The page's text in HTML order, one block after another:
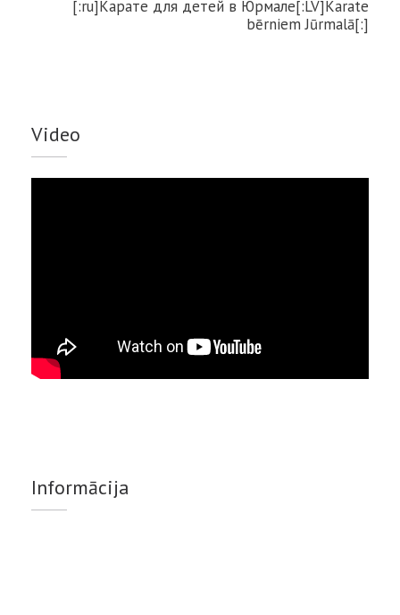
[:ru]Карате для детей в Юрмале[:LV]Karate
bērniem Jūrmalā[:]
Video
Informācija